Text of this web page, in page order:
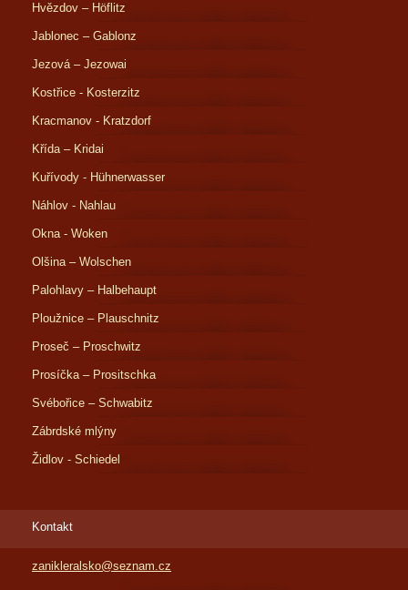
Hvězdov – Höflitz
Jablonec – Gablonz
Jezová – Jezowai
Kostřice - Kosterzitz
Kracmanov - Kratzdorf
Křída – Kridai
Kuřívody - Hühnerwasser
Náhlov - Nahlau
Okna - Woken
Olšina – Wolschen
Palohlavy – Halbehaupt
Ploužnice – Plauschnitz
Proseč – Proschwitz
Prosíčka – Prositschka
Svébořice – Schwabitz
Zábrdské mlýny
Židlov - Schiedel
Kontakt
zanikleralsko@seznam.cz